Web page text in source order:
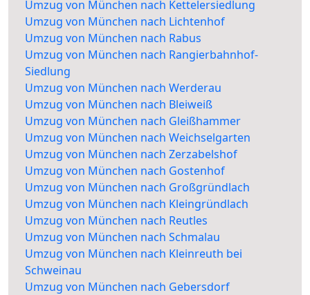
Umzug von München nach Kettelersiedlung
Umzug von München nach Lichtenhof
Umzug von München nach Rabus
Umzug von München nach Rangierbahnhof-
Siedlung
Umzug von München nach Werderau
Umzug von München nach Bleiweiß
Umzug von München nach Gleißhammer
Umzug von München nach Weichselgarten
Umzug von München nach Zerzabelshof
Umzug von München nach Gostenhof
Umzug von München nach Großgründlach
Umzug von München nach Kleingründlach
Umzug von München nach Reutles
Umzug von München nach Schmalau
Umzug von München nach Kleinreuth bei
Schweinau
Umzug von München nach Gebersdorf